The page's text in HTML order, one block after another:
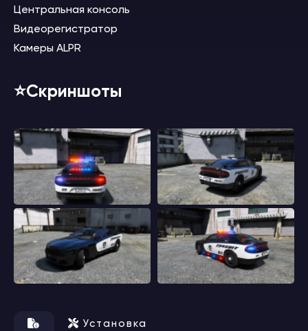
Центральная консоль
Видеорегистратор
Камеры ALPR
⭐️Скриншоты
Установка